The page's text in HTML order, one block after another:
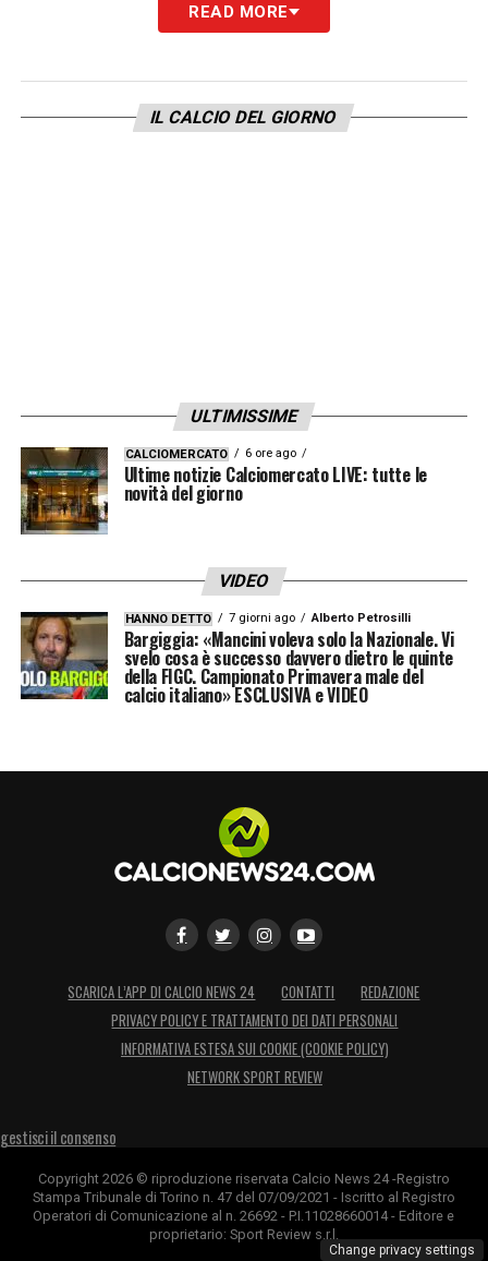
READ MORE
IL CALCIO DEL GIORNO
ULTIMISSIME
CALCIOMERCATO 6 ore ago
Ultime notizie Calciomercato LIVE: tutte le
novità del giorno
VIDEO
HANNO DETTO 7 giorni ago Alberto Petrosilli
Bargiggia: «Mancini voleva solo la Nazionale. Vi
svelo cosa è successo davvero dietro le quinte
della FIGC. Campionato Primavera male del
calcio italiano» ESCLUSIVA e VIDEO
SCARICA L’APP DI CALCIO NEWS 24 CONTATTI
REDAZIONE
PRIVACY POLICY E TRATTAMENTO DEI DATI PERSONALI
INFORMATIVA ESTESA SUI COOKIE (COOKIE POLICY)
NETWORK SPORT REVIEW
gestisci il consenso
Copyright 2026 © riproduzione riservata Calcio News 24 -Registro
Stampa Tribunale di Torino n. 47 del 07/09/2021 - Iscritto al Registro
Operatori di Comunicazione al n. 26692 - P.I.11028660014 - Editore e
proprietario: Sport Review s.r.l.
Change privacy settings